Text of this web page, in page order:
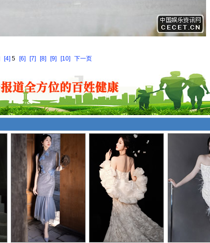
[4] 5 [6] [7] [8] [9] [10] 下一页